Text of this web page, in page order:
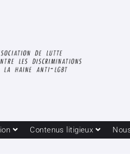
Contenus litigieux